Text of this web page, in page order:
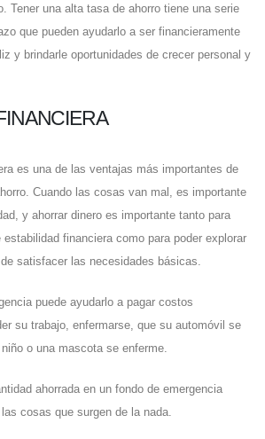
Tener una alta tasa de ahorro tiene una serie
que pueden ayudarlo a ser financieramente
y brindarle oportunidades de crecer personal y
es una de las ventajas más importantes de
Cuando las cosas van mal, es importante
y ahorrar dinero es importante tanto para
financiera como para poder explorar
satisfacer las necesidades básicas.
puede ayudarlo a pagar costos
su trabajo, enfermarse, que su automóvil se
o una mascota se enferme.
ahorrada en un fondo de emergencia
cosas que surgen de la nada.